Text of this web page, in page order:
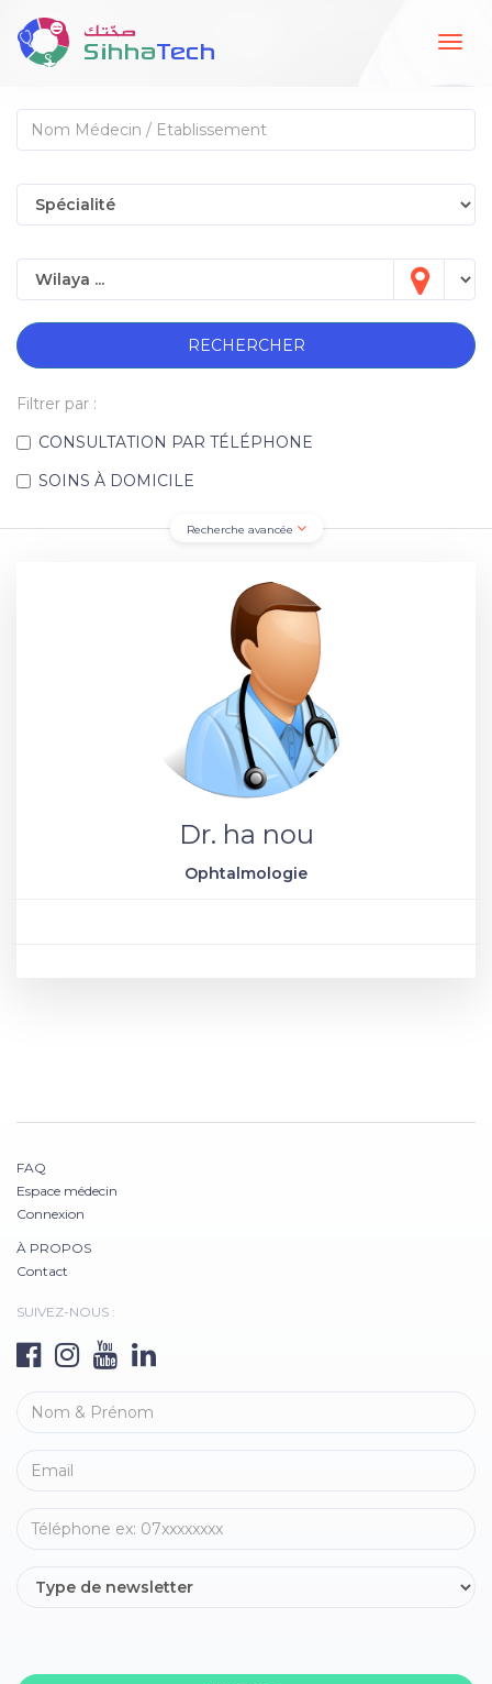
RECHERCHER
Filtrer par :
CONSULTATION PAR TÉLÉPHONE
SOINS À DOMICILE
Recherche avancée
Dr. ha nou
Ophtalmologie
FAQ
Espace médecin
Connexion
À PROPOS
Contact
SUIVEZ-NOUS :